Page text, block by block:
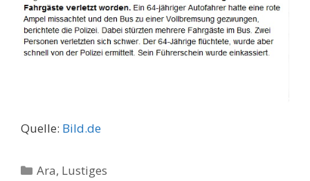
Quelle: Bild.de
Kategorien
Ara, Lustiges